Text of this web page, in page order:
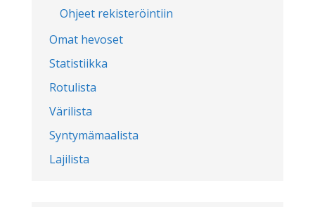
Ohjeet rekisteröintiin
Omat hevoset
Statistiikka
Rotulista
Värilista
Syntymämaalista
Lajilista